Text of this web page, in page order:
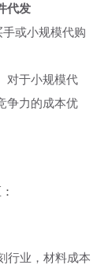
代发
或小规模代购
对于小规模代
争力的成本优
行业，材料成本